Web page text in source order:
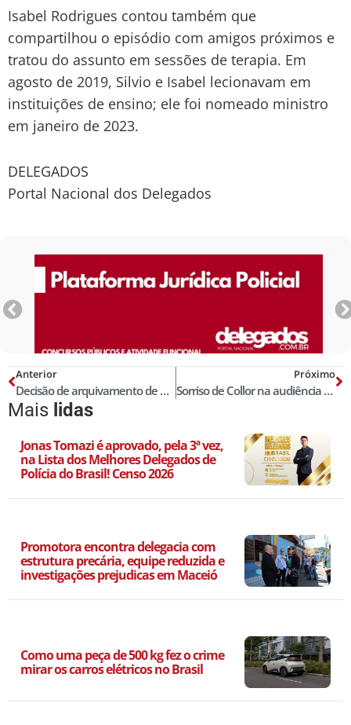
Isabel Rodrigues contou também que
compartilhou o episódio com amigos próximos e
tratou do assunto em sessões de terapia. Em
agosto de 2019, Silvio e Isabel lecionavam em
instituições de ensino; ele foi nomeado ministro
em janeiro de 2023.
DELEGADOS
Portal Nacional dos Delegados
Anterior
Decisão de arquivamento de boletins de ocorrência policial e autos de investigação preliminar sumária em razão da extinção da punibilidade pela prescrição
Próximo
Sorriso de Collor na audiência de custódia e a certeza de que ficará pouco tempo na cadeia
Mais lidas
Jonas Tomazi é aprovado, pela 3ª vez,
na Lista dos Melhores Delegados de
Polícia do Brasil! Censo 2026
Promotora encontra delegacia com
estrutura precária, equipe reduzida e
investigações prejudicas em Maceió
Como uma peça de 500 kg fez o crime
mirar os carros elétricos no Brasil